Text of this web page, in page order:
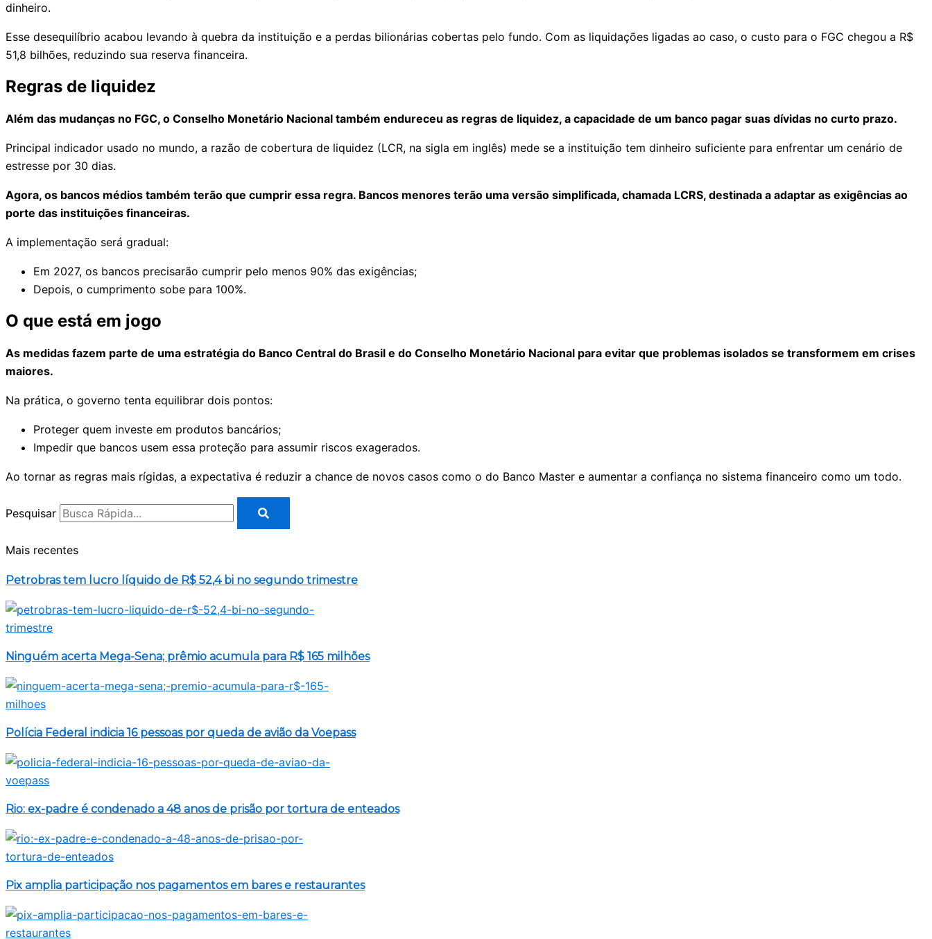
dinheiro.
Esse desequilíbrio acabou levando à quebra da instituição e a perdas bilionárias cobertas pelo fundo. Com as liquidações ligadas ao caso, o custo para o FGC chegou a R$
51,8 bilhões, reduzindo sua reserva financeira.
Regras de liquidez​
Além das mudanças no FGC, o Conselho Monetário Nacional também endureceu as regras de liquidez, a capacidade de um banco pagar suas dívidas no curto prazo.
Principal indicador usado no mundo, a razão de cobertura de liquidez (LCR, na sigla em inglês) mede se a instituição tem dinheiro suficiente para enfrentar um cenário de
estresse por 30 dias.
Agora, os bancos médios também terão que cumprir essa regra. Bancos menores terão uma versão simplificada, chamada LCRS, destinada a adaptar as exigências ao
porte das instituições financeiras.
A implementação será gradual:
Em 2027, os bancos precisarão cumprir pelo menos 90% das exigências;
Depois, o cumprimento sobe para 100%.
O que está em jogo
As medidas fazem parte de uma estratégia do Banco Central do Brasil e do Conselho Monetário Nacional para evitar que problemas isolados se transformem em crises
maiores.
Na prática, o governo tenta equilibrar dois pontos:
Proteger quem investe em produtos bancários;
Impedir que bancos usem essa proteção para assumir riscos exagerados.
Ao tornar as regras mais rígidas, a expectativa é reduzir a chance de novos casos como o do Banco Master e aumentar a confiança no sistema financeiro como um todo.
Pesquisar
Mais recentes
Petrobras tem lucro líquido de R$ 52,4 bi no segundo trimestre
Ninguém acerta Mega-Sena; prêmio acumula para R$ 165 milhões
Polícia Federal indicia 16 pessoas por queda de avião da Voepass
Rio: ex-padre é condenado a 48 anos de prisão por tortura de enteados
Pix amplia participação nos pagamentos em bares e restaurantes